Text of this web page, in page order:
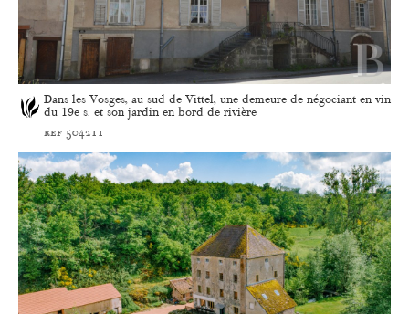
Dans les Vosges, au sud de Vittel, une demeure de négociant en vin
du 19e s. et son jardin en bord de rivière
ref 504211